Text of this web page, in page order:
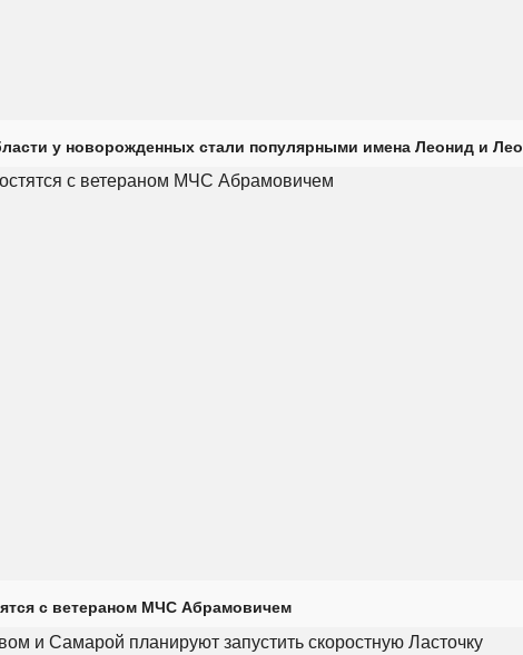
у новорожденных стали популярными имена Леонид и Лео
с ветераном МЧС Абрамовичем